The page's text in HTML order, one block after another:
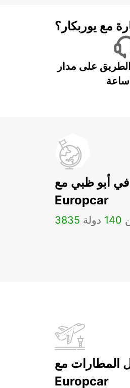
مع يوربكار؟
على مدار
في أبو ظبي مع
Europcar
3835 140 دولة
المطارات مع
Europcar